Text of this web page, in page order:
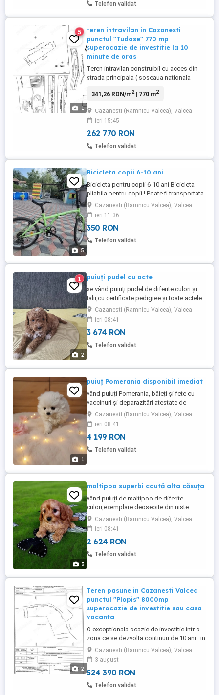
Telefon validat
1
5
teren intravilan in Cazanesti
punctul "Tudose" 770 mp
superocazie de investitie la 10
minute de oras
Teren intravilan construibil cu acces din
strada principala ( soseaua nationala
orasului , 10 minute pana in oras , toate
canal situat si se poate face acces
separat dinspre camp , acum accesul
legal cadastral ...
341,26 RON/m2| 770 m2
Cazanesti (Ramnicu Valcea), Valcea
ieri 15:45
262 770 RON
Telefon validat
5
Bicicleta copii 6-10 ani
Bicicleta pentru copii 6-10 ani Bicicleta
pliabila pentru copii ! Poate fi transportata
in portbagajul masinii ! A fost foarte putin
folosita ! Livrare in orasul Rm.Valcea a Mai
multe detalii la telefon :
Cazanesti (Ramnicu Valcea), Valcea
ieri 11:36
350 RON
Telefon validat
2
1 puiuți pudel cu acte
se vând puiuți pudel de diferite culori și
talii,cu certificate pedigree și toate actele
medicale ( deparazitați, vaccinuri) la zi.
atenție: sunt crescător și dețin părinții care
pot fi văzuți oricând. preturi românești și
disponibilitate transport. pentru orice
detaliu sunați fara ezitare
Cazanesti (Ramnicu Valcea), Valcea
ieri 08:41
3 674 RON
Telefon validat
1
puiuț Pomerania disponibil imediat
vând puiuți Pomerania, băieți și fete cu
vaccinuri și deparazitări atestate de
medic, dețin ambii părinți și avem
disponibilitate la transport. pentru detalii
sunați oricând fără să mă simt deranjat
Cazanesti (Ramnicu Valcea), Valcea
ieri 08:41
4 199 RON
Telefon validat
3
maltipoo superbi caută alta căsuța
vând puiuți de maltipoo de diferite
culori,exemplare deosebite din niste
părinți ff rari care pot fi văzuți la fata
locului sau cu apel video. pentru detalii
sunați, preturi românești dar diferite la
fiecare exemplar în parte. vaccinuri la zi
plus deparazitare. pentru detalii
Cazanesti (Ramnicu Valcea), Valcea
ieri 08:41
2 624 RON
Telefon validat
2
Teren pasune in Cazanesti Valcea
punctul "Plopis" 8000mp
superocazie de investitie sau casa
vacanta
O exceptionala ocazie de investitie intr o
zona ce se dezvolta continuu de 10 ani : in
Cazanesti , cartier al orasului dar aici aveti
un loc de o rara frumusete si in mijlocul
naturii cum foarte greu se mai poate gasi
acum daca doriti sa auziti vantul in padure
sau pasarile cantand . In fosta vatra ...
Cazanesti (Ramnicu Valcea), Valcea
3 august
524 390 RON
Telefon validat